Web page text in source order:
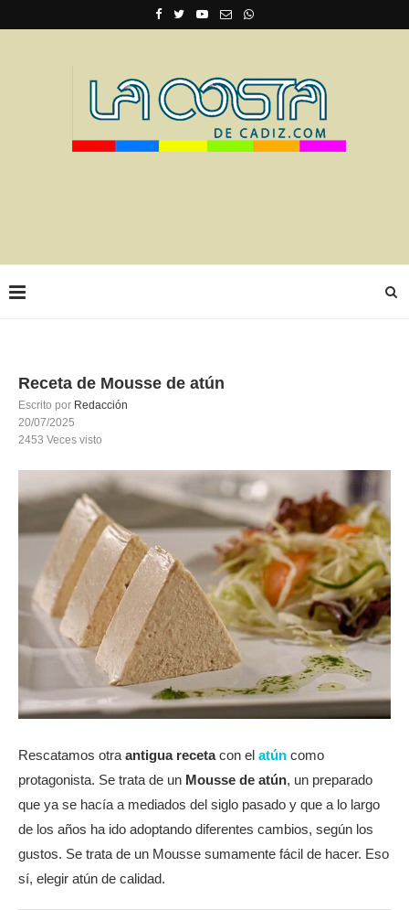
Receta de Mousse de atún
Escrito por Redacción
20/07/2025
2453 Veces visto
Rescatamos otra antigua recetacon el atún como
protagonista. Se trata de un Mousse de atún, un preparado
que ya se hacía a mediados del siglo pasado y que a lo largo
de los años ha ido adoptando diferentes cambios, según los
gustos. Se trata de un Mousse sumamente fácil de hacer. Eso
sí, elegir atún de calidad.